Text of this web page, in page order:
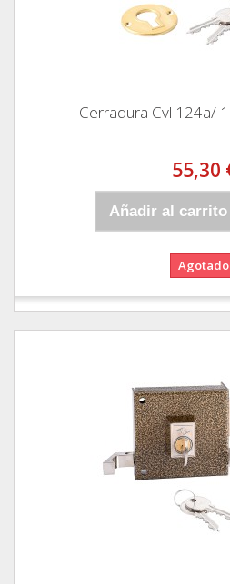
Cerradura Cvl 124a/
55,30
Añadir al carrito
Agotado